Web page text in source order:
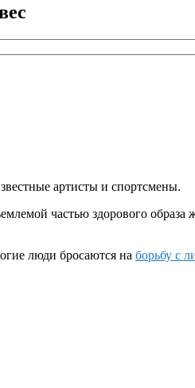
артисты и спортсмены.
частью здорового
люди бросаются на борьбу с